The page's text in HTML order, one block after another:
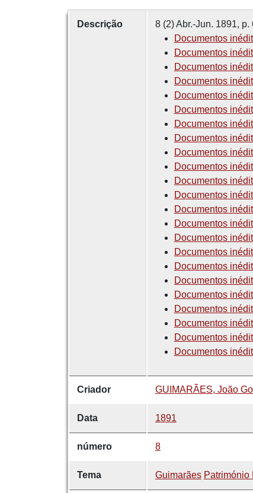
Descrição
8 (2) Abr.-Jun. 1891, p.
Documentos
Documentos
Documentos
Documentos
Documentos
Documentos
Documentos
Documentos
Documentos
Documentos
Documentos
Documentos
Documentos
Documentos
Documentos
Documentos
Documentos
Documentos
Documentos
Documentos
Documentos
Documentos
Documentos
Criador GUIMARÃES, João
Data 1891
número 8
Tema Guimarães Património